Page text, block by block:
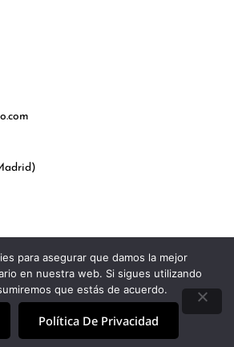
Lis Spain 2024
Política de Privacidad y Cookies
para asegurar que damos la mejor
en nuestra web. Si sigues utilizando
que estás de acuerdo.
Política De Privacidad